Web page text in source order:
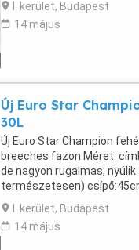
I. kerület, Budapest
14 május
Új Euro Star
30L
Új Euro Star Champion
breeches fazon Méret:
de nagyon rugalmas,
természetesen)
átvétel Budapesten az
is.
I. kerület, Budapest
14 május